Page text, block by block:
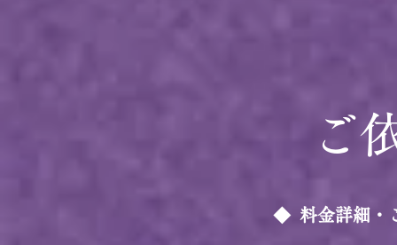
ご
◆ 料金詳細・